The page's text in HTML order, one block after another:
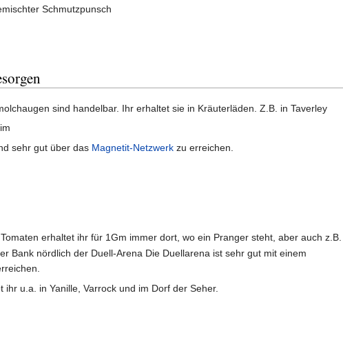
Schmutzpunsch
sind handelbar. Ihr erhaltet sie in Kräuterläden. Z.B. in Taverley
sehr gut über das Magnetit-Netzwerk zu erreichen.
erhaltet ihr für 1Gm immer dort, wo ein Pranger steht, aber auch z.B.
Bank nördlich der Duell-Arena Die Duellarena ist sehr gut mit einem
ihr u.a. in Yanille, Varrock und im Dorf der Seher.